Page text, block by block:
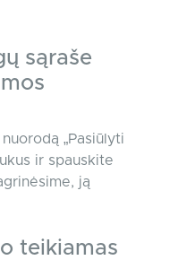
sąraše
„Pasiūlyti
ir spauskite
ją
teikiamas